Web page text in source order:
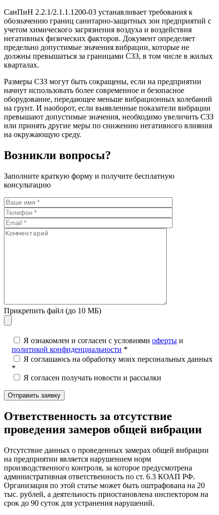
СанПиН 2.2.1/2.1.1.1200-03 устанавливает требования к
обозначению границ санитарно-защитных зон предприятий с
учетом химического загрязнения воздуха и воздействия
негативных физических факторов. Документ определяет
предельно допустимые значения вибрации, которые не
должны превышаться за границами СЗЗ, в том числе в жилых
кварталах.
Размеры СЗЗ могут быть сокращены, если на предприятии
начнут использовать более современное и безопасное
оборудование, передающее меньше вибрационных колебаний
на грунт. И наоборот, если выявленные показатели вибрации
превышают допустимые значения, необходимо увеличить СЗЗ
или принять другие меры по снижению негативного влияния
на окружающую среду.
Возникли вопросы?
Заполните краткую форму и получите бесплатную
консультацию
Прикрепить файл (до 10 МБ)
Я ознакомлен и согласен с условиями оферты и
политикой конфиденциальности *
Я соглашаюсь на обработку моих персональных данных
*
Я согласен получать новости и рассылки
Ответственность за отсутствие
проведения замеров общей вибрации
Отсутствие данных о проведенных замерах общей вибрации
на предприятии является нарушением норм
производственного контроля, за которое предусмотрена
административная ответственность по ст. 6.3 КОАП РФ.
Организация по этой статье может быть оштрафована на 20
тыс. рублей, а деятельность приостановлена инспектором на
срок до 90 суток для устранения нарушений.